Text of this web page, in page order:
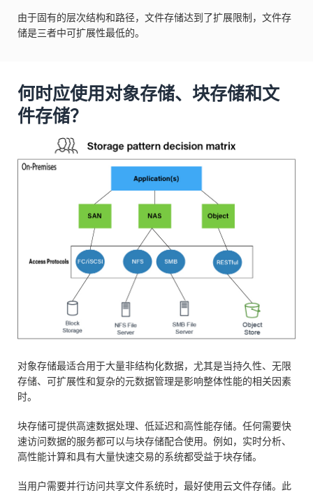
由于固有的层次结构和路径，文件存储达到了扩展限制，文件存
储是三者中可扩展性最低的。
何时应使用对象存储、块存储和文
件存储？
对象存储最适合用于大量非结构化数据，尤其是当持久性、无限
存储、可扩展性和复杂的元数据管理是影响整体性能的相关因素
时。
块存储可提供高速数据处理、低延迟和高性能存储。任何需要快
速访问数据的服务都可以与块存储配合使用。例如，实时分析、
高性能计算和具有大量快速交易的系统都受益于块存储。
当用户需要并行访问共享文件系统时，最好使用云文件存储。此